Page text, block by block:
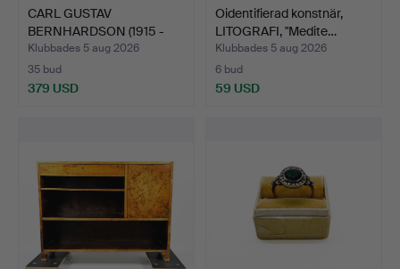
CARL GUSTAV
BERNHARDSON (1915 -
1998). OLJ…
Klubbades 5 aug 2026
35 bud
379 USD
Oidentifierad konstnär,
LITOGRAFI, "Medite…
Klubbades 5 aug 2026
6 bud
59 USD